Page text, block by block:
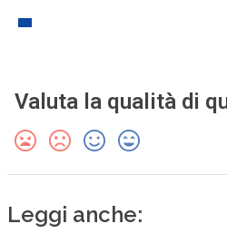
Valuta la qualità di
Leggi anche: